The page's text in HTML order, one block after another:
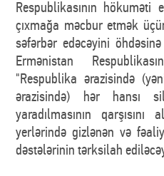
Respublikasının hökuməti
çıxmağa məcbur etmək
səfərbər edəcəyini
Ermənistan
"Respublika ərazisində
ərazisində) hər hansı
yaradılmasının
yerlərində gizlənən və
dəstələrinin tərksilah